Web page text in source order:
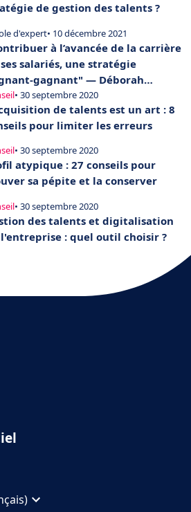
de gestion des talents ?
d'expert• 10 décembre 2021
à l’avancée de la carrière
salariés, une stratégie
gagnant" — Déborah
Delacour
• 30 septembre 2020
de talents est un art : 8
pour limiter les erreurs
• 30 septembre 2020
atypique : 27 conseils pour
sa pépite et la conserver
• 30 septembre 2020
des talents et digitalisation
: quel outil choisir ?